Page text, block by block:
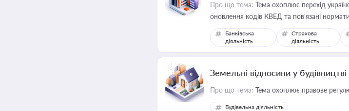
Про що тема: Тема охоплює перехід
оновлення кодів КВЕД та пов'язані
Банківська
діяльність
Страхова
діяльність
Земельні відносини у будівництві
Про що тема: Тема охоплює правове
Будівельна діяльність